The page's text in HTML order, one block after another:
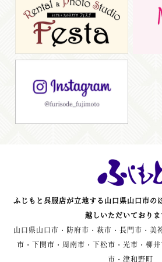
ふじもと呉服店が立地する山口県山口市の
越しいただいておりま
山口県山口市・防府市・萩市・長門市・美
市・下関市・周南市・下松市・光市・柳
市・津和野町